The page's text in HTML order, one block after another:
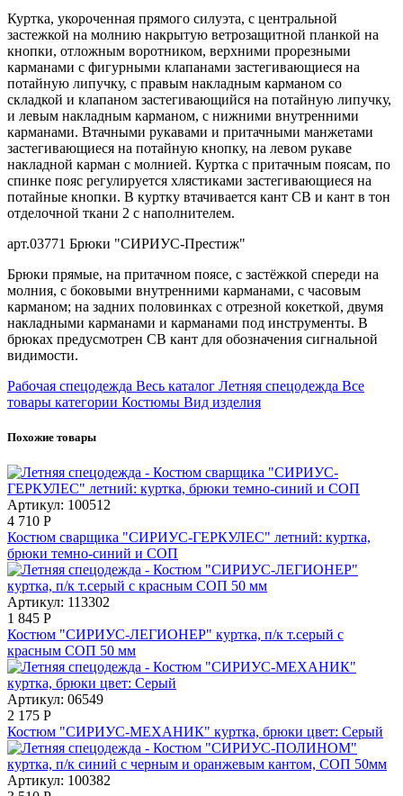
Куртка, укороченная прямого силуэта, с центральной
застежкой на молнию накрытую ветрозащитной планкой на
кнопки, отложным воротником, верхними прорезными
карманами с фигурными клапанами застегивающиеся на
потайную липучку, с правым накладным карманом со
складкой и клапаном застегивающийся на потайную липучку,
и левым накладным карманом, с нижними внутренними
карманами. Втачными рукавами и притачными манжетами
застегивающиеся на потайную кнопку, на левом рукаве
накладной карман с молнией. Куртка с притачным поясам, по
спинке пояс регулируется хлястиками застегивающиеся на
потайные кнопки. В куртку втачивается кант СВ и кант в тон
отделочной ткани 2 с наполнителем.
арт.03771 Брюки "СИРИУС-Престиж"
Брюки прямые, на притачном поясе, с застёжкой спереди на
молния, с боковыми внутренними карманами, с часовым
карманом; на задних половинках с отрезной кокеткой, двумя
накладными карманами и карманами под инструменты. В
брюках предусмотрен СВ кант для обозначения сигнальной
видимости.
Рабочая спецодежда Весь каталог Летняя спецодежда Все
товары категории Костюмы Вид изделия
Похожие товары
Артикул: 100512
4 710 Р
Костюм сварщика "СИРИУС-ГЕРКУЛЕС" летний: куртка,
брюки темно-синий и СОП
Артикул: 113302
1 845 Р
Костюм "СИРИУС-ЛЕГИОНЕР" куртка, п/к т.серый с
красным СОП 50 мм
Артикул: 06549
2 175 Р
Костюм "СИРИУС-МЕХАНИК" куртка, брюки цвет: Серый
Артикул: 100382